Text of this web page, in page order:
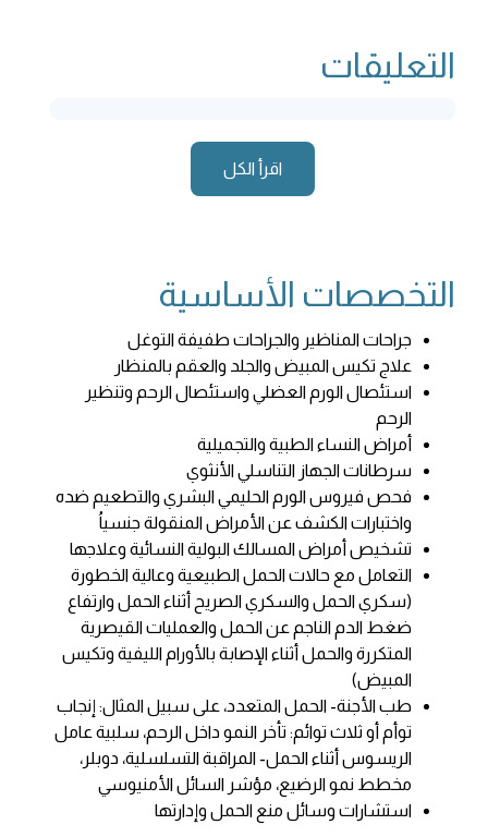
التعليقات
اقرأ الكل
التخصصات الأساسية
جراحات المناظير والجراحات طفيفة التوغل
علاج تكيس المبيض والجلد والعقم بالمنظار
استئصال الورم العضلي واستئصال الرحم وتنظير
الرحم
أمراض النساء الطبية والتجميلية
سرطانات الجهاز التناسلي الأنثوي
فحص فيروس الورم الحليمي البشري والتطعيم ضده
واختبارات الكشف عن الأمراض المنقولة جنسياُ
تشخيص أمراض المسالك البولية النسائية وعلاجها
التعامل مع حالات الحمل الطبيعية وعالية الخطورة
(سكري الحمل والسكري الصريح أثناء الحمل وارتفاع
ضغط الدم الناجم عن الحمل والعمليات القيصرية
المتكررة والحمل أثناء الإصابة بالأورام الليفية وتكيس
المبيض)
طب الأجنة- الحمل المتعدد، على سبيل المثال: إنجاب
توأم أو ثلاث توائم: تأخر النمو داخل الرحم، سلبية عامل
الريسوس أثناء الحمل- المراقبة التسلسلية، دوبلر،
مخطط نمو الرضيع، مؤشر السائل الأمنيوسي
استشارات وسائل منع الحمل وإدارتها